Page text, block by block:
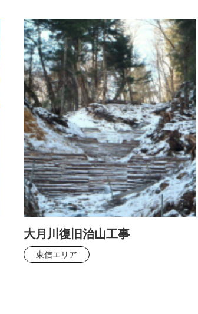
大月川復旧治山工事
東信エリア